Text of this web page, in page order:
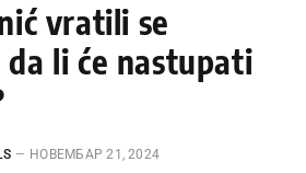
vratili se
li će nastupati
НОВЕМБАР 21, 2024